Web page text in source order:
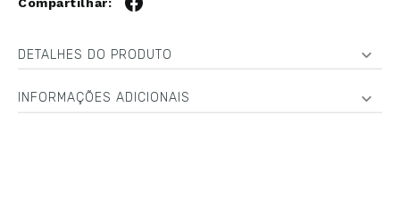
DETALHES DO PRODUTO
INFORMAÇÕES ADICIONAIS